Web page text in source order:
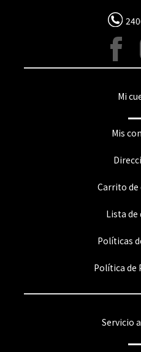
Mi
Mis
Carrito
Lista de
Políticas
Política de
Servicio